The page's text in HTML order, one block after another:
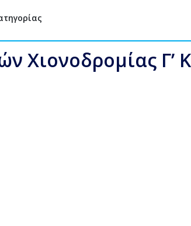
Χιονοδρομίας Γ’